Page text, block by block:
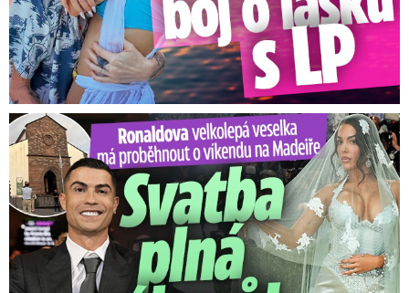
Ronaldova velkolepá veselka na Madeiře: Svatba plná zákazů!